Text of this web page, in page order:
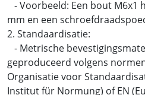
- Voorbeeld: Een bout M6x1
mm en een
2. Standaardisatie:
- Metrische
geproduceerd volgens
Organisatie voor
Institut für Normung) of EN